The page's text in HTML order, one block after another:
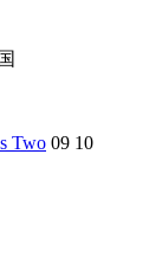
Two 09 10